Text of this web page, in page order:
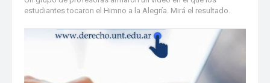
estudiantes tocaron el Himno a la Alegría. Mirá el resultado.